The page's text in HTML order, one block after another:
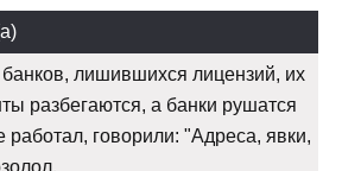
лишившихся лицензий, их
разбегаются, а банки рушатся
работал, говорили: "Адреса, явки,